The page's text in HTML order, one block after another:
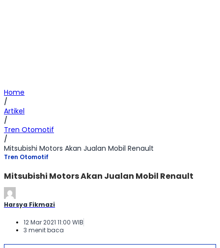
Home
/
Artikel
/
Tren Otomotif
/
Mitsubishi Motors Akan Jualan Mobil Renault
Tren Otomotif
Mitsubishi Motors Akan Jualan Mobil Renault
Harsya Fikmazi
12 Mar 2021 11:00 WIB
3 menit baca